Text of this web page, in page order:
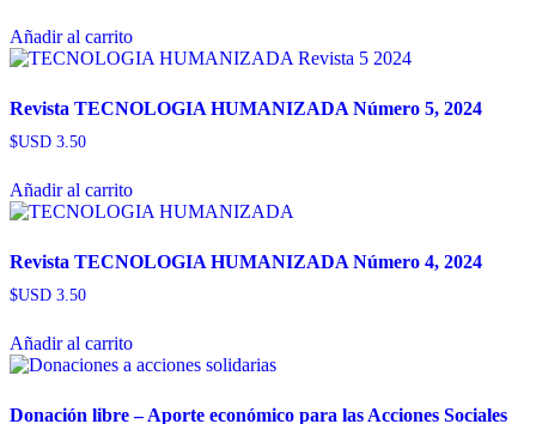
Añadir al carrito
Revista TECNOLOGIA HUMANIZADA Número 5, 2024
$USD 3.50
Añadir al carrito
Revista TECNOLOGIA HUMANIZADA Número 4, 2024
$USD 3.50
Añadir al carrito
Donación libre – Aporte económico para las Acciones Sociales